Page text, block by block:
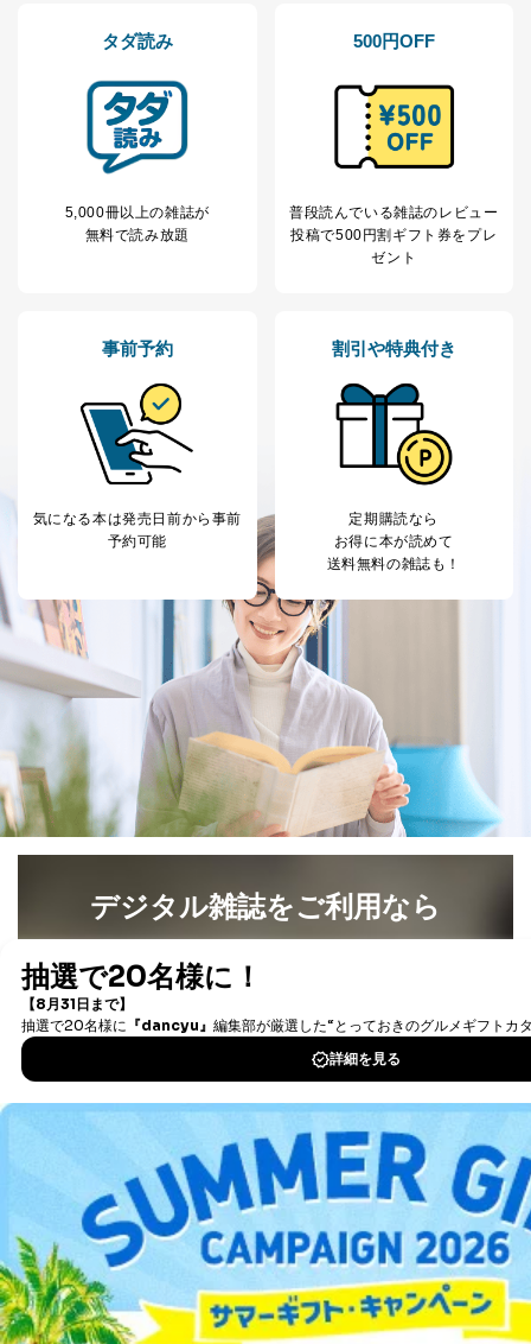
田 嘉也
２．利用目的
当社が取り扱う開示対象個人情報の利用目的は次のとお
りです。
の方の個人情報
購入商品の配送のため
商品代金回収のため
ｅメール等による商品、サービ
閲覧履歴や購買履歴等の情報を分
応じた新商品・サービスに関する
当社にお問合わせ
いただいた方の個
人情報
お問い合わせ対応、トラブル対
処、オペレーター教育など応対品
Aサービス利用者
カスタマーQ＆Aサイトの投稿内容
の確認のため
ｅメール等によるカスタマーQ＆A
サイトのサービス内容のご案内の
ため
ｅメール等による商品、サービ
ス、キャンペーン等の広告に関す
るご案内のため
採用応募者の方の
個人情報
採用選考、ご連絡のため
5
当社の従業者の個
人事、総務などの雇用管理等のた
め
6
パートナー（提携
企業）からの委託
により当社の
定期購読サービス
個人情報
購入商品配送のため
提携企業及びお客様がご購入され
た商品の発売元企業からのｅメー
ル等による商品、
に関するご案内のため
7
SNS公式アカウン
トに登録された方
の個人情報
当社のサービス利用状況の把握お
お問い合わせ対応、トラブル対
処、オペレーター教育など応対品
その他当社のプライバシーポリシ
ー等にて公表する利用目的達成の
ため
※上記の利用目的のうちNo.1～5については保有個人デ
ータ（開示対象個人情報）の利用目的であり、下記4.の
開示等のご請求に対応させていただきます。
なお、6、7については、パートナー（提携企業）様又は
各SNS運営会社様にご請求いただきますようお願い致し
ます。
３．個人情報の第三者提供について
当社は、取得した個人情報を適切に管理し､あらかじめ
本人の同意を得ることなく第三者に提供することはあり
タダ読み
5,000冊以上の雑誌が
無料で読み放題
500円OFF
普段読んでいる雑誌のレビュー
投稿で500円割ギフト券をプレ
ゼント
事前予約
気になる本は発売日前から事前
予約可能
割引や特典付き
定期購読なら
お得に本が読めて
送料無料の雑誌も！
デジタル雑誌をご利用なら
書籍）が無料で読み放題！
DOWNLOAD FOR IOS
DOWNLOAD FOR ANDROID
ご利用方法はこちら
総合案内